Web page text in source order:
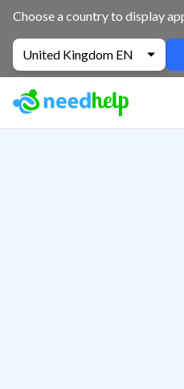
Choose a country to display
United Kingdom EN